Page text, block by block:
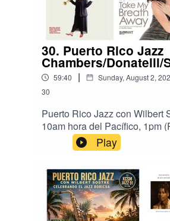
30. Puerto Rico Jazz
Chambers/Donatelli/
59:40 | Sunday, August 2,
30
Puerto Rico Jazz con Wilbert
10am hora del Pacífico, 1pm
#jazz #puertoricojazz #radio
Jazz 91 HD2, the Bay Area's
https://
Chambers, y Denise Donatelli,
Spencer.
Play